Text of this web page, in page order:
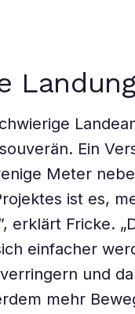
Ein
Meter
ist es,
erklärt Fricke.
einfacher
und
mehr